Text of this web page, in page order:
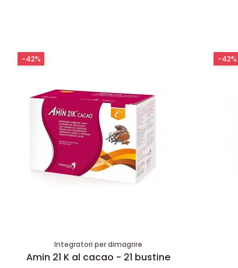
Integratori per dimagrire
Amin 21 K al cacao - 21 bustine
-42% -42%